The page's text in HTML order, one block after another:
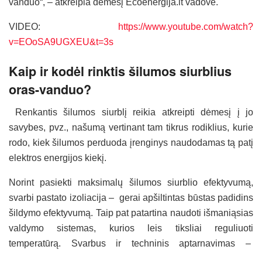
VIDEO:
https://www.youtube.com/watch?
v=EOoSA9UGXEU&t=3s
Kaip ir kodėl rinktis šilumos siurblius
oras-vanduo?
Renkantis šilumos siurblį reikia atkreipti dėmesį į jo
savybes, pvz., našumą vertinant tam tikrus rodiklius, kurie
rodo, kiek šilumos perduoda įrenginys naudodamas tą patį
elektros energijos kiekį.
Norint pasiekti maksimalų šilumos siurblio efektyvumą,
svarbi pastato izoliacija – gerai apšiltintas būstas padidins
šildymo efektyvumą. Taip pat patartina naudoti išmaniąsias
valdymo sistemas, kurios leis tiksliai reguliuoti
temperatūrą. Svarbus ir techninis aptarnavimas –